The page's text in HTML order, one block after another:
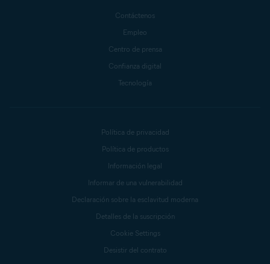
Contáctenos
Empleo
Centro de prensa
Confianza digital
Tecnología
Política de privacidad
Política de productos
Información legal
Informar de una vulnerabilidad
Declaración sobre la esclavitud moderna
Detalles de la suscripción
Cookie Settings
Desistir del contrato